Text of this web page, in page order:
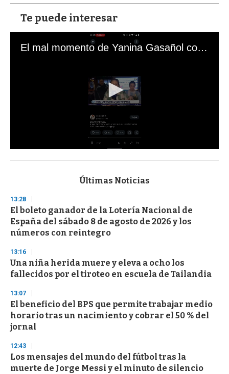
Te puede interesar
El mal momento de Yanina Gasañol con un hincha argentino en "Subrayado"
s
d
s
o
f
3
s
e
c
o
d
s
Últimas Noticias
13:28
El boleto ganador de la Lotería Nacional de
España del sábado 8 de agosto de 2026 y los
números con reintegro
13:16
Una niña herida muere y eleva a ocho los
fallecidos por el tiroteo en escuela de Tailandia
13:07
El beneficio del BPS que permite trabajar medio
horario tras un nacimiento y cobrar el 50 % del
jornal
12:43
Los mensajes del mundo del fútbol tras la
muerte de Jorge Messi y el minuto de silencio